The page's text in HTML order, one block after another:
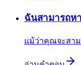
ฉันสามารถห
แม้ว่าคุณจะสาม